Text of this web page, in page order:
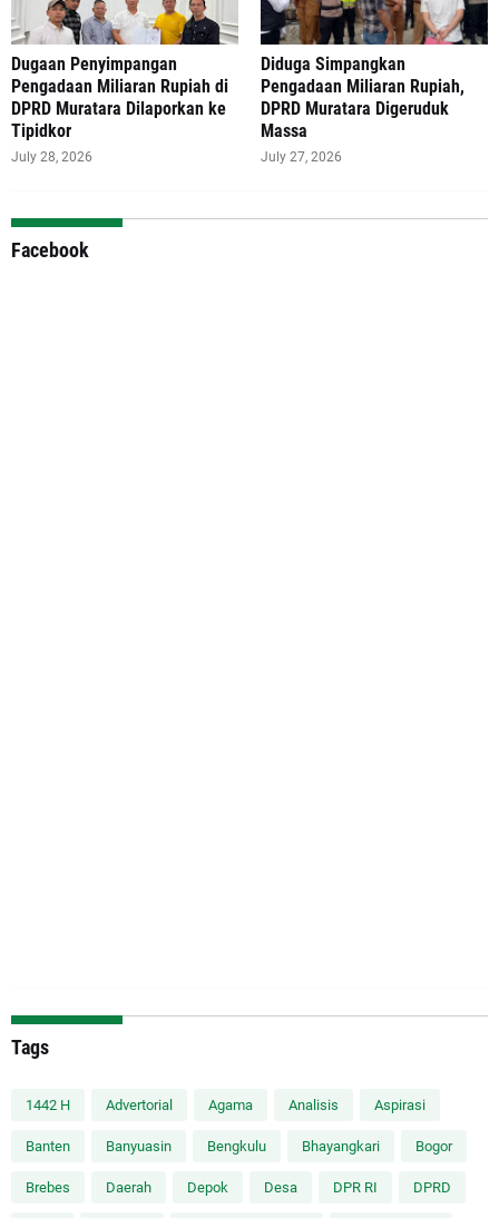
‎Dugaan Penyimpangan
Pengadaan Miliaran Rupiah di
DPRD Muratara Dilaporkan ke
Tipidkor
July 28, 2026
Diduga Simpangkan
Pengadaan Miliaran Rupiah,
DPRD Muratara Digeruduk
Massa
July 27, 2026
Facebook
Tags
1442 H Advertorial Agama Analisis Aspirasi
Banten Banyuasin Bengkulu Bhayangkari Bogor
Brebes Daerah Depok Desa DPR RI DPRD